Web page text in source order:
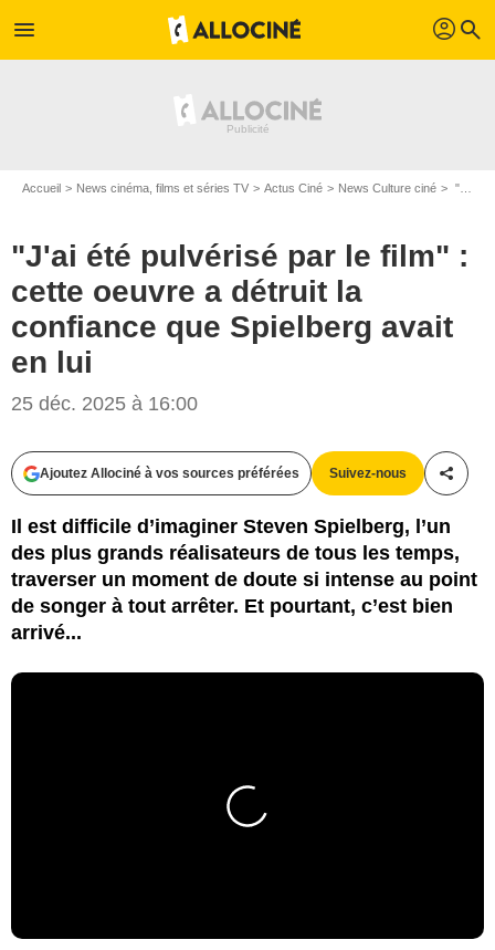
menu profil search
Accueil News cinéma, films et séries TV Actus Ciné News Culture ciné "J'ai été pulvérisé par le film" : cette oeuvre a détruit la confiance que Spielberg avait en lui
"J'ai été pulvérisé par le film" :
cette oeuvre a détruit la
confiance que Spielberg avait
en lui
25 déc. 2025 à 16:00
Ajoutez Allociné à vos sources préférées Suivez-nous
Il est difficile d’imaginer Steven Spielberg, l’un
des plus grands réalisateurs de tous les temps,
traverser un moment de doute si intense au point
de songer à tout arrêter. Et pourtant, c’est bien
arrivé...